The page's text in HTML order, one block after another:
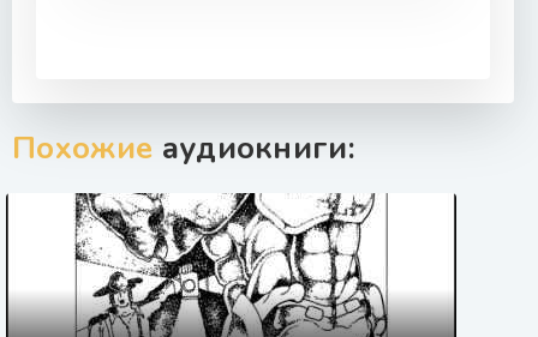
Похожие аудиокниги: